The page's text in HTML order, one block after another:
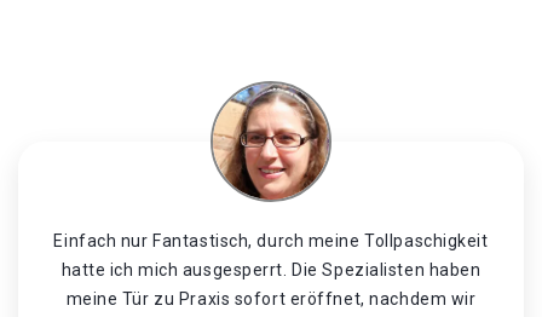
Einfach nur Fantastisch, durch meine Tollpaschigkeit
hatte ich mich ausgesperrt. Die Spezialisten haben
meine Tür zu Praxis sofort eröffnet, nachdem wir